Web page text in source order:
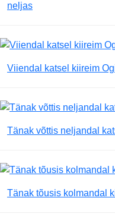
neljas
Viiendal katsel kiireim
Tänak võttis neljandal
Tänak tõusis kolmandal